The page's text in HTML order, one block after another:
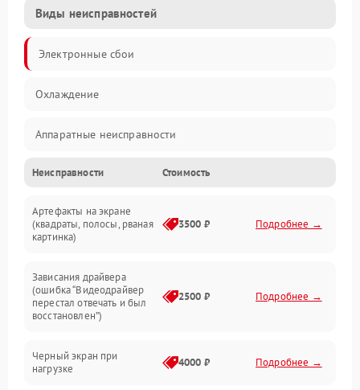
Виды неисправностей
Электронные сбои
Охлаждение
Аппаратные неисправности
Перегрев и термопроблемы
Видео
Интерфейсные и коммуникационные проблемы
Электропитание
Неисправности Стоимость
Артефакты на экране
(квадраты, полосы, рваная
картинка)
3500 ₽ Подробнее →
Зависания драйвера
(ошибка “Видеодрайвер
перестал отвечать и был
восстановлен”)
2500 ₽ Подробнее →
Черный экран при
нагрузке
4000 ₽ Подробнее →